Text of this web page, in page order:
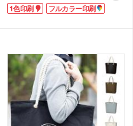
オリジナルの名入れがしっかり目立ちま
お弁当や携帯・小物などの持ち歩きに便
す。ツートンカラーがアクセントとな
り、ベーシックでありながら、お洒落な
デザインは普段使いにもピッタリ。企業
カラーに合わせて、ひと味違ったノベル
ティバッグを制作してみませんか?
1色印刷 フルカラー印刷